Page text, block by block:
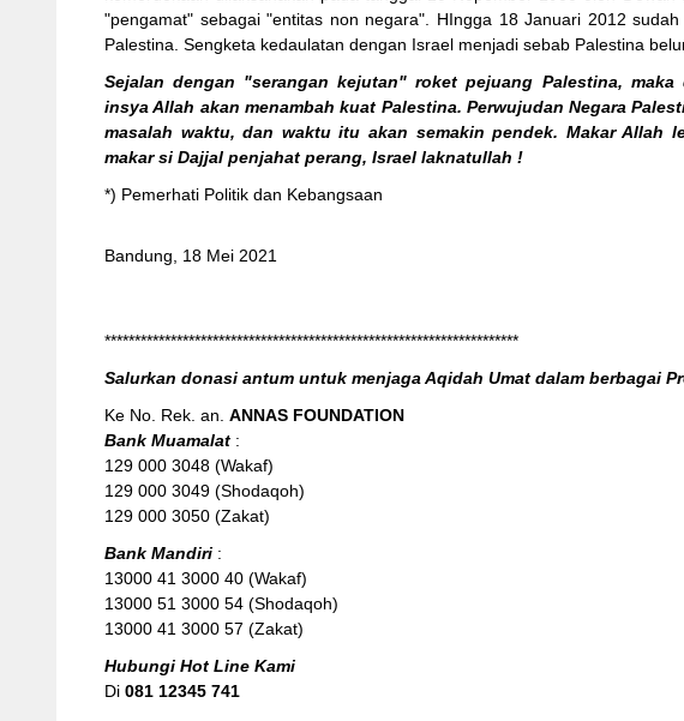
"pengamat" sebagai "entitas non negara". HIngga 18 Januari 2012
Palestina. Sengketa kedaulatan dengan Israel menjadi sebab Palestina
Sejalan dengan "serangan kejutan" roket pejuang Palestina,
insya Allah akan menambah kuat Palestina. Perwujudan Negara
masalah waktu, dan waktu itu akan semakin pendek. Makar Allah
makar si Dajjal penjahat perang, Israel laknatullah !
*) Pemerhati Politik dan Kebangsaan
Bandung, 18 Mei 2021
*********************************************************************
Salurkan donasi antum untuk menjaga Aqidah Umat dalam berbagai
Ke No. Rek. an. ANNAS FOUNDATION
Bank Muamalat :
129 000 3048 (Wakaf)
129 000 3049 (Shodaqoh)
129 000 3050 (Zakat)
Bank Mandiri :
13000 41 3000 40 (Wakaf)
13000 51 3000 54 (Shodaqoh)
13000 41 3000 57 (Zakat)
Hubungi Hot Line Kami
Di 081 12345 741